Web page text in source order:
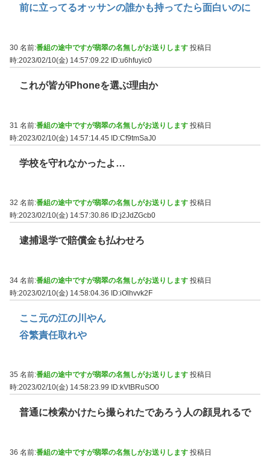
前に立ってるオッサンの誰かも持ってたら面白いのに
30 名前:番組の途中ですが翡翠の名無しがお送りします 投稿日
時:2023/02/10(金) 14:57:09.22
ID:u6hfuyic0
これが皆がiPhoneを選ぶ理由か
31 名前:番組の途中ですが翡翠の名無しがお送りします 投稿日
時:2023/02/10(金) 14:57:14.45 ID:Cf9tmSaJ0
学校を守れなかったよ…
32 名前:番組の途中ですが翡翠の名無しがお送りします 投稿日
時:2023/02/10(金) 14:57:30.86
ID:j2JdZGcb0
逮捕退学で賠償金も払わせろ
34 名前:番組の途中ですが翡翠の名無しがお送りします 投稿日
時:2023/02/10(金) 14:58:04.36 ID:iOlhvvk2F
ここ元の江の川やん
谷繁責任取れや
35 名前:番組の途中ですが翡翠の名無しがお送りします 投稿日
時:2023/02/10(金) 14:58:23.99
ID:kVtBRuSO0
普通に検索かけたら撮られたであろう人の顔見れるで
36 名前:番組の途中ですが翡翠の名無しがお送りします 投稿日